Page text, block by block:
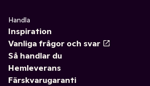
Handla
Inspiration
Vanliga frågor och svar
Så handlar du
Hemleverans
Färskvarugaranti